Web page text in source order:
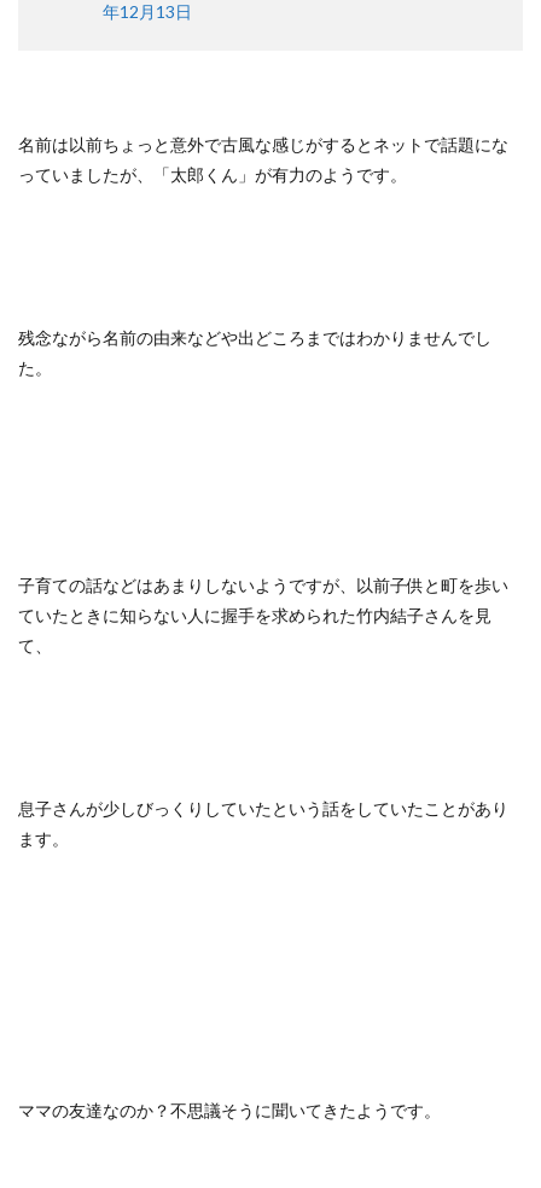
年12月13日
名前は以前ちょっと意外で古風な感じがするとネットで話題にな
っていましたが、「太郎くん」が有力のようです。
残念ながら名前の由来などや出どころまではわかりませんでし
た。
子育ての話などはあまりしないようですが、以前子供と町を歩い
ていたときに知らない人に握手を求められた竹内結子さんを見
て、
息子さんが少しびっくりしていたという話をしていたことがあり
ます。
ママの友達なのか？不思議そうに聞いてきたようです。